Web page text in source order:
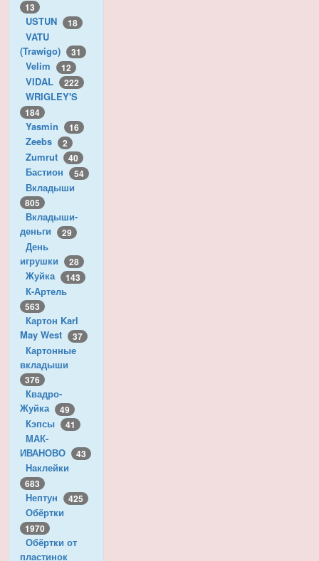
13
USTUN 18
VATU
(Trawigo)
31
Velim 12
VIDAL 222
WRIGLEY'S
184
Yasmin 16
Zeebs 2
Zumrut 40
Бастион 54
Вкладыши
805
Вкладыши-
деньги
29
День
игрушки
28
Жуйка 143
К-Артель
563
Картон Karl
May West
37
Картонные
вкладыши
376
Квадро-
Жуйка
49
Кэпсы 41
МАК-
ИВАНОВО
43
Наклейки
683
Нептун 425
Обёртки
1970
Обёртки от
пластинок